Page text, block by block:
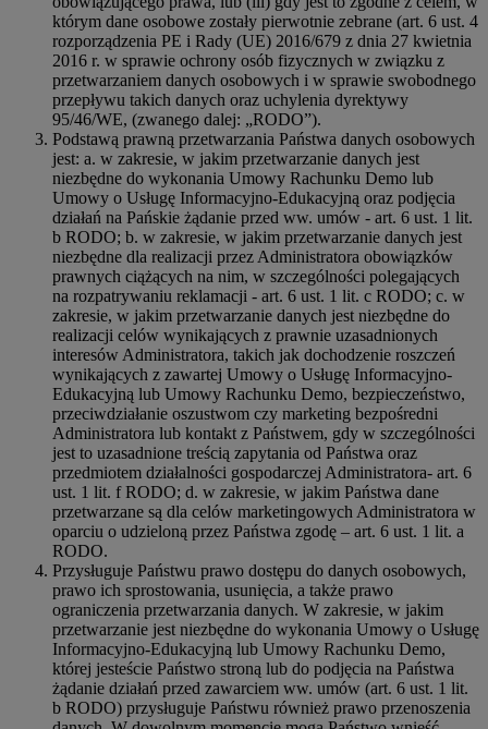
którym dane osobowe zostały pierwotnie zebrane (art. 6 ust. 4
rozporządzenia PE i Rady (UE) 2016/679 z dnia 27 kwietnia
2016 r. w sprawie ochrony osób fizycznych w związku z
przetwarzaniem danych osobowych i w sprawie swobodnego
przepływu takich danych oraz uchylenia dyrektywy
95/46/WE, (zwanego dalej: „RODO”).
Podstawą prawną przetwarzania Państwa danych osobowych
jest: a. w zakresie, w jakim przetwarzanie danych jest
niezbędne do wykonania Umowy Rachunku Demo lub
Umowy o Usługę Informacyjno-Edukacyjną oraz podjęcia
działań na Pańskie żądanie przed ww. umów - art. 6 ust. 1 lit.
b RODO; b. w zakresie, w jakim przetwarzanie danych jest
niezbędne dla realizacji przez Administratora obowiązków
prawnych ciążących na nim, w szczególności polegających
na rozpatrywaniu reklamacji - art. 6 ust. 1 lit. c RODO; c. w
zakresie, w jakim przetwarzanie danych jest niezbędne do
realizacji celów wynikających z prawnie uzasadnionych
interesów Administratora, takich jak dochodzenie roszczeń
wynikających z zawartej Umowy o Usługę Informacyjno-
Edukacyjną lub Umowy Rachunku Demo, bezpieczeństwo,
przeciwdziałanie oszustwom czy marketing bezpośredni
Administratora lub kontakt z Państwem, gdy w szczególności
jest to uzasadnione treścią zapytania od Państwa oraz
przedmiotem działalności gospodarczej Administratora- art. 6
ust. 1 lit. f RODO; d. w zakresie, w jakim Państwa dane
przetwarzane są dla celów marketingowych Administratora w
oparciu o udzieloną przez Państwa zgodę – art. 6 ust. 1 lit. a
RODO.
Przysługuje Państwu prawo dostępu do danych osobowych,
prawo ich sprostowania, usunięcia, a także prawo
ograniczenia przetwarzania danych. W zakresie, w jakim
przetwarzanie jest niezbędne do wykonania Umowy o Usługę
Informacyjno-Edukacyjną lub Umowy Rachunku Demo,
której jesteście Państwo stroną lub do podjęcia na Państwa
żądanie działań przed zawarciem ww. umów (art. 6 ust. 1 lit.
b RODO) przysługuje Państwu również prawo przenoszenia